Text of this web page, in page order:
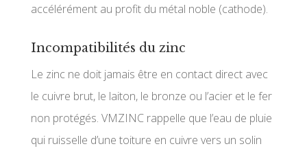
accélérément au profit du métal noble (cathode).
Incompatibilités du zinc
Le zinc ne doit jamais être en contact direct avec
le cuivre brut, le laiton, le bronze ou l’acier et le fer
non protégés. VMZINC rappelle que l’eau de pluie
qui ruisselle d’une toiture en cuivre vers un solin